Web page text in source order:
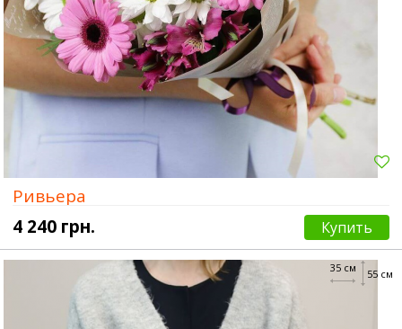
Ривьера
4 240 грн.
Купить
55 см
35 см